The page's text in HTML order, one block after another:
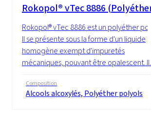
Rokopol® vTec 8886
Rokopol® vTec 8886 est un polyéther
Il se présente sous la forme d'un liquide
homogène exempt d'impuretés
mécaniques, pouvant être opalescent.
Composition
Alcools alcoxylés, Polyéther polyols